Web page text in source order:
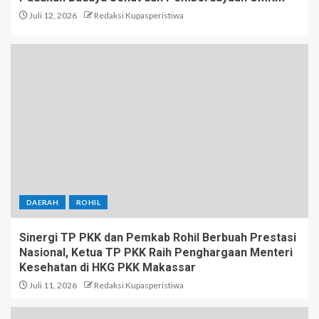
Juli 12, 2026 Redaksi Kupasperistiwa
DAERAH ROHIL
Sinergi TP PKK dan Pemkab Rohil Berbuah Prestasi
Nasional, Ketua TP PKK Raih Penghargaan Menteri
Kesehatan di HKG PKK Makassar
Juli 11, 2026 Redaksi Kupasperistiwa